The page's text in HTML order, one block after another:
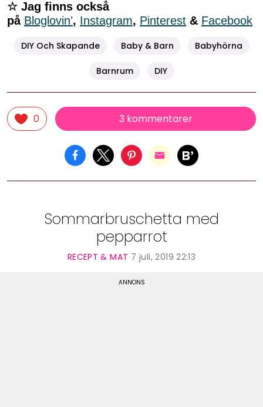
☆ Jag finns också
på Bloglovin’, Instagram, Pinterest & Facebook
DIY Och Skapande Baby & Barn Babyhörna
Barnrum DIY
0 3 kommentarer
Sommarbruschetta med
pepparrot
RECEPT & MAT 7 juli, 2019 22:13